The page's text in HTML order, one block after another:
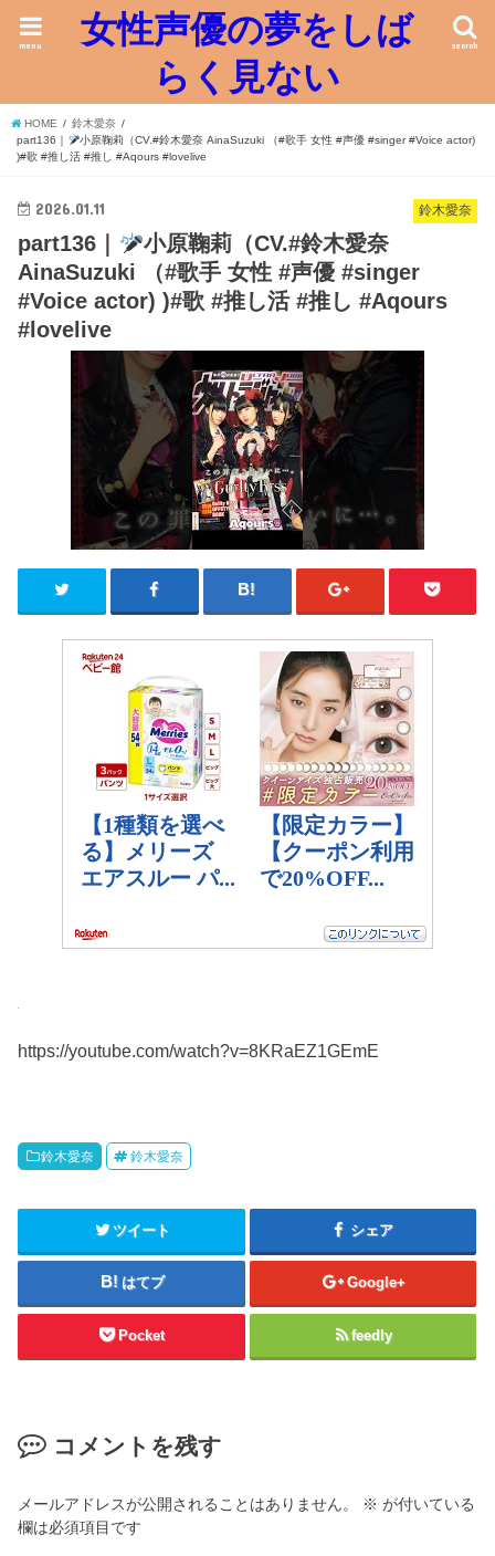
女性声優の夢をしば
らく見ない
search
menu
HOME
鈴木愛奈
part136｜
小原鞠莉（CV.#鈴木愛奈 AinaSuzuki （#歌手 女性 #声優 #singer #Voice actor)
)#歌 #推し活 #推し #Aqours #lovelive
鈴木愛奈
2026.01.11
part136｜
小原鞠莉（CV.#鈴木愛奈
AinaSuzuki （#歌手 女性 #声優 #singer
#Voice actor) )#歌 #推し活 #推し #Aqours
#lovelive
https://youtube.com/watch?v=8KRaEZ1GEmE
鈴木愛奈 鈴木愛奈
ツイート シェア
はてブ Google+
Pocket feedly
コメントを残す
メールアドレスが公開されることはありません。 ※ が付いている
欄は必須項目です